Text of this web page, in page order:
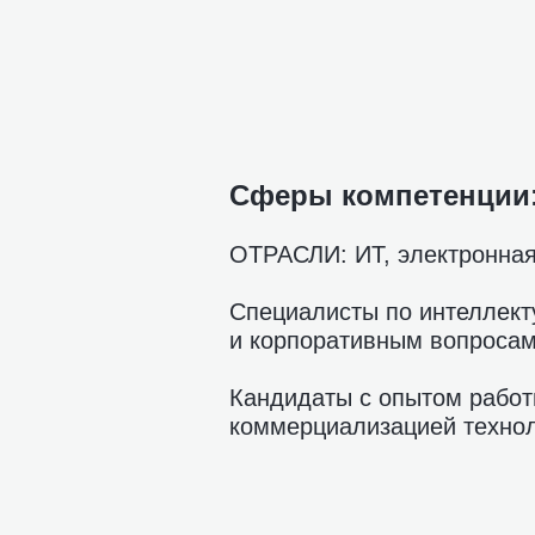
Сферы компетенции
ОТРАСЛИ: ИТ, электронная
Специалисты по
и корпоративным
Кандидаты с опытом
коммерциализацией